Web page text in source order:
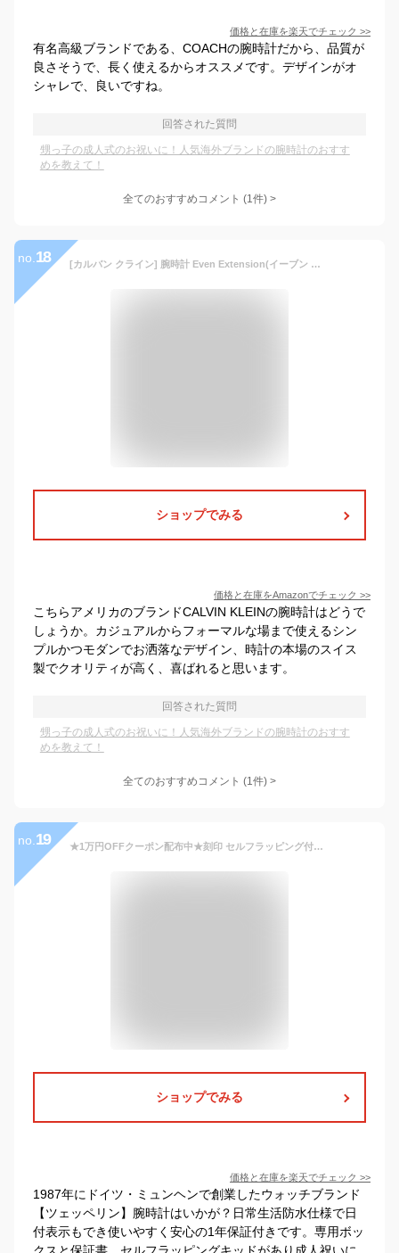
価格と在庫を楽天でチェック >>
有名高級ブランドである、COACHの腕時計だから、品質が
良さそうで、長く使えるからオススメです。デザインがオ
シャレで、良いですね。
回答された質問
甥っ子の成人式のお祝いに！人気海外ブランドの腕時計のおすす
めを教えて！
全てのおすすめコメント (1件) >
no. 18 [カルバン クライン] 腕時計 Even Extension(イーブン エクステンション) 2針 K7B21126 メンズ 正規輸入品 シルバー
ショップでみる
価格と在庫をAmazonでチェック >>
こちらアメリカのブランドCALVIN KLEINの腕時計はどうで
しょうか。カジュアルからフォーマルな場まで使えるシン
プルかつモダンでお洒落なデザイン、時計の本場のスイス
製でクオリティが高く、喜ばれると思います。
回答された質問
甥っ子の成人式のお祝いに！人気海外ブランドの腕時計のおすす
めを教えて！
全てのおすすめコメント (1件) >
no. 19 ★1万円OFFクーポン配布中★刻印 セルフラッピング付き ツェッペリン 腕時計 メンズ 40MM LZ129 HINDENBURG ヒンデンブルク 7036 7038 選べる6type ZEPPELIN 時計 多機能 ムーンフェイズ 男性 彼氏 旦那 息子 お父さん 誕生日 プレゼント
ショップでみる
価格と在庫を楽天でチェック >>
1987年にドイツ・ミュンヘンで創業したウォッチブランド
【ツェッペリン】腕時計はいかが？日常生活防水仕様で日
付表示もでき使いやすく安心の1年保証付きです。専用ボッ